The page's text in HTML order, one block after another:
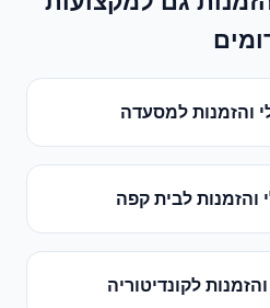
והזמנותלמסעדה
והזמנותלבית קפה
לקונדיטוריה